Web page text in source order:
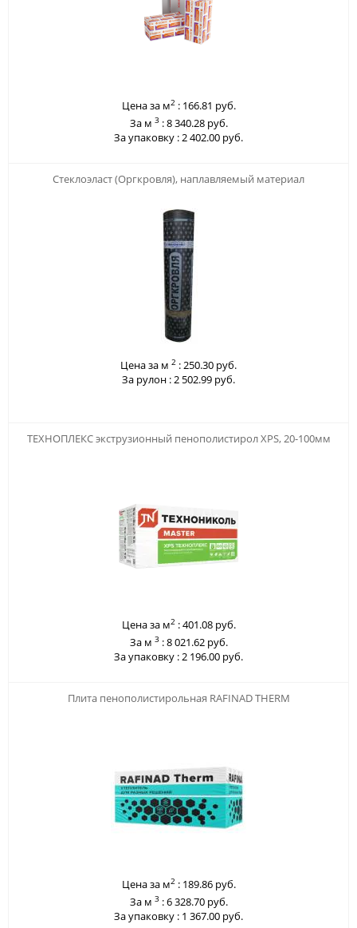
Цена за м2: 166.81 руб.
За м 3 :8 340.28 руб.
За упаковку :2 402.00 руб.
Стеклоэласт (Оргкровля), наплавляемый материал
Цена за м 2 :250.30 руб.
За рулон :2 502.99 руб.
ТЕХНОПЛЕКС экструзионный пенополистирол XPS, 20-100мм
Цена за м2:401.08 руб.
За м 3 :8 021.62 руб.
За упаковку :2 196.00 руб.
Плита пенополистирольная RAFINAD THERM
Цена за м2: 189.86 руб.
За м 3 :6 328.70 руб.
За упаковку : 1 367.00 руб.